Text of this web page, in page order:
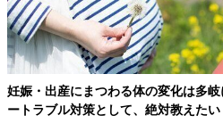
眠にとって逆効果です。
月齢に合わせて、スリーパーを
寝室を18～20度に保つことを前提
安を紹介します。
妊娠・出産にまつわる体の変化は多
ートラブル対策として、絶対教えた